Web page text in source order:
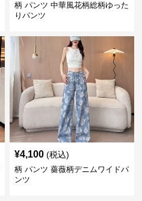
柄 パンツ 中華風花柄総柄ゆった
りパンツ
¥4,100 (税込)
柄 パンツ 薔薇柄デニムワイドパ
ンツ